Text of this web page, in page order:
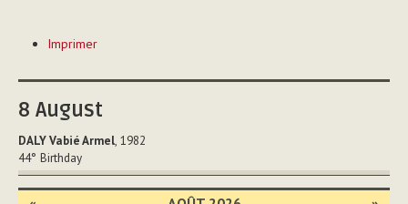
sur
document
Imprimer
8 August
DALY Vabié Armel, 1982
44° Birthday